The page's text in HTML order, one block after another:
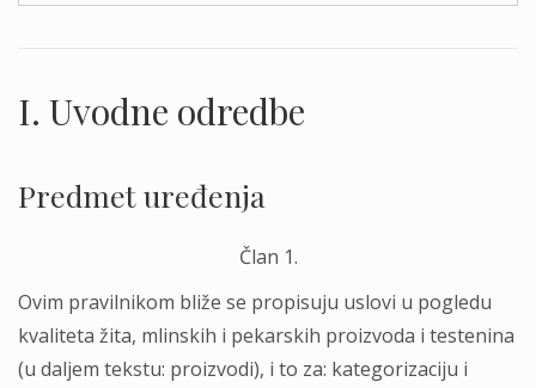
I. Uvodne odredbe
Predmet uređenja
Član 1.
Ovim pravilnikom bliže se propisuju uslovi u pogledu
kvaliteta žita, mlinskih i pekarskih proizvoda i testenina
(u dalјem tekstu: proizvodi), i to za: kategorizaciju i